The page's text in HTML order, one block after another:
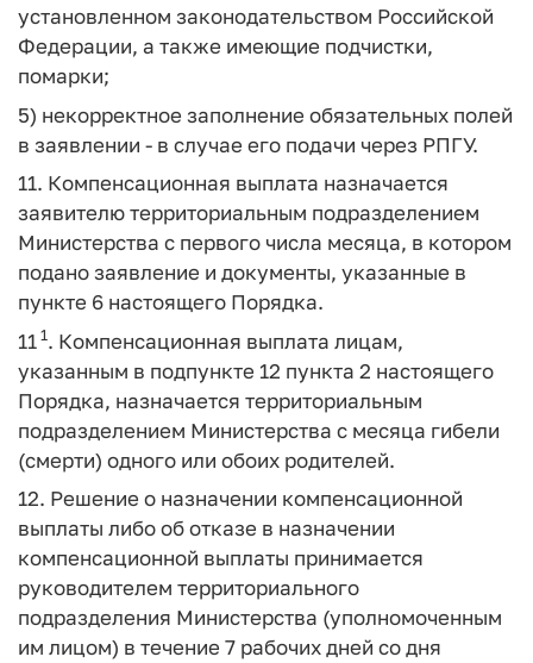
установленном законодательством Российской
Федерации, а также имеющие подчистки,
помарки;
5) некорректное заполнение обязательных полей
в заявлении - в случае его подачи через РПГУ.
11. Компенсационная выплата назначается
заявителю территориальным подразделением
Министерства с первого числа месяца, в котором
подано заявление и документы, указанные в
пункте 6 настоящего Порядка.
11 1. Компенсационная выплата лицам,
указанным в подпункте 12 пункта 2 настоящего
Порядка, назначается территориальным
подразделением Министерства с месяца гибели
(смерти) одного или обоих родителей.
12. Решение о назначении компенсационной
выплаты либо об отказе в назначении
компенсационной выплаты принимается
руководителем территориального
подразделения Министерства (уполномоченным
им лицом) в течение 7 рабочих дней со дня